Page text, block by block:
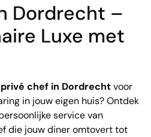
Dordrecht –
Luxe met
privé chef in Dordrechtvoor
in jouw eigen huis? Ontdek
service van
die jouw diner omtovert tot